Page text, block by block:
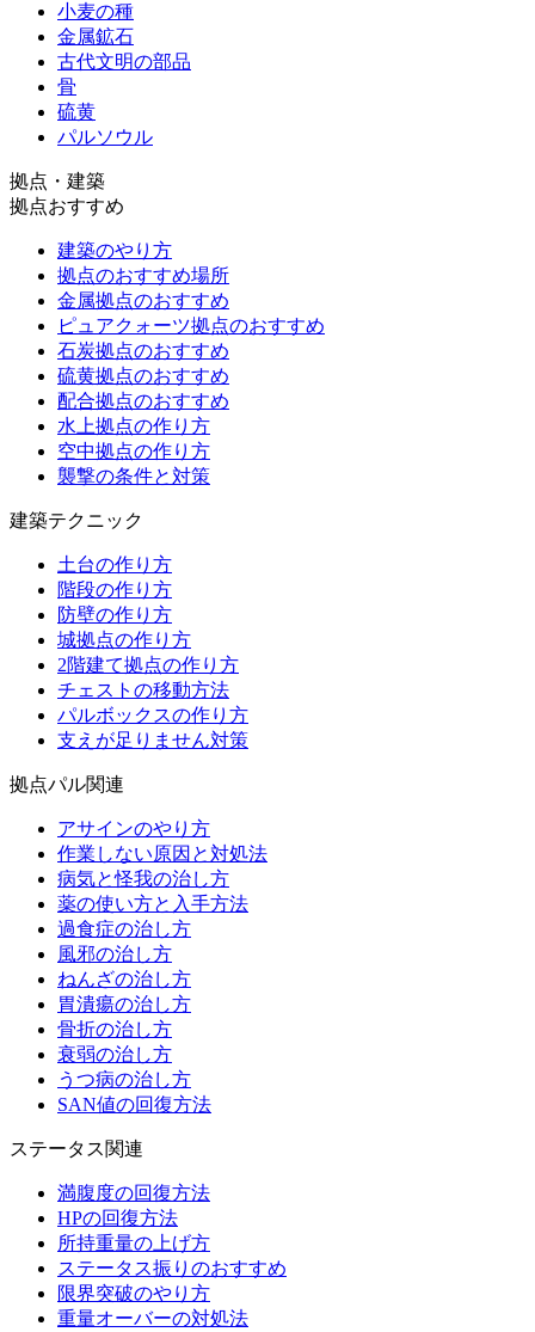
小麦の種
金属鉱石
古代文明の部品
骨
硫黄
パルソウル
拠点・建築
拠点おすすめ
建築のやり方
拠点のおすすめ場所
金属拠点のおすすめ
ピュアクォーツ拠点のおすすめ
石炭拠点のおすすめ
硫黄拠点のおすすめ
配合拠点のおすすめ
水上拠点の作り方
空中拠点の作り方
襲撃の条件と対策
建築テクニック
土台の作り方
階段の作り方
防壁の作り方
城拠点の作り方
2階建て拠点の作り方
チェストの移動方法
パルボックスの作り方
支えが足りません対策
拠点パル関連
アサインのやり方
作業しない原因と対処法
病気と怪我の治し方
薬の使い方と入手方法
過食症の治し方
風邪の治し方
ねんざの治し方
胃潰瘍の治し方
骨折の治し方
衰弱の治し方
うつ病の治し方
SAN値の回復方法
ステータス関連
満腹度の回復方法
HPの回復方法
所持重量の上げ方
ステータス振りのおすすめ
限界突破のやり方
重量オーバーの対処法